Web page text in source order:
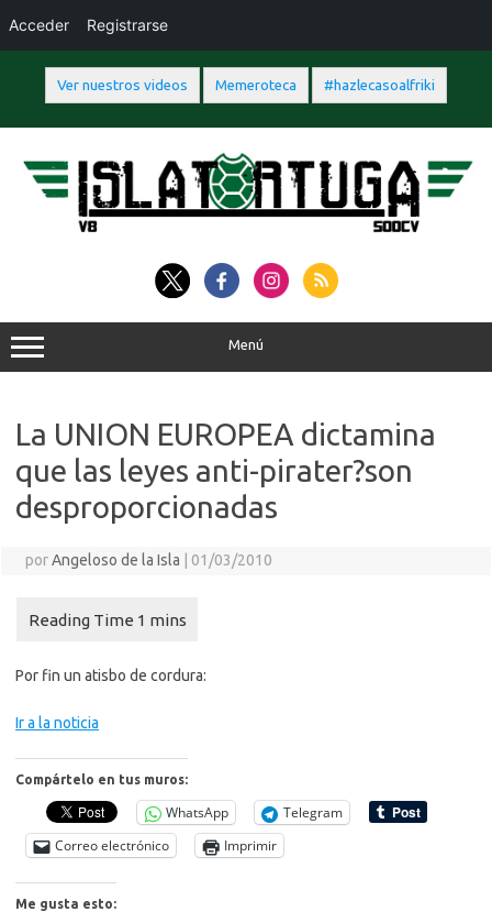
Ver nuestros videos Memeroteca #hazlecasoalfriki
contenido
Menú
La UNION EUROPEA dictamina
que las leyes anti-pirater?son
desproporcionadas
porAngeloso de la Isla 01/03/2010
Por fin un atisbo de cordura:
Ir a la noticia
Compártelo en tus muros:
WhatsApp
Telegram
Correo electrónico
Imprimir
Me gusta esto:
Acceder Registrarse